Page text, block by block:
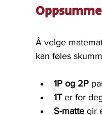
Å velge
kan føles
1P og 2P
1T er for
S-matte gir